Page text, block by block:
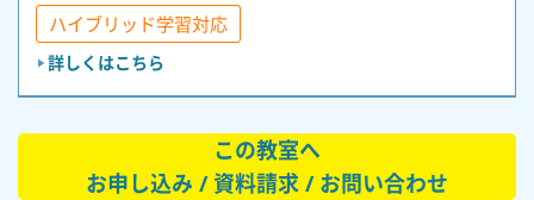
ハイブリッド学習対応
詳しくはこちら
この教室へ
お申し込み / 資料請求 / お問い合わせ